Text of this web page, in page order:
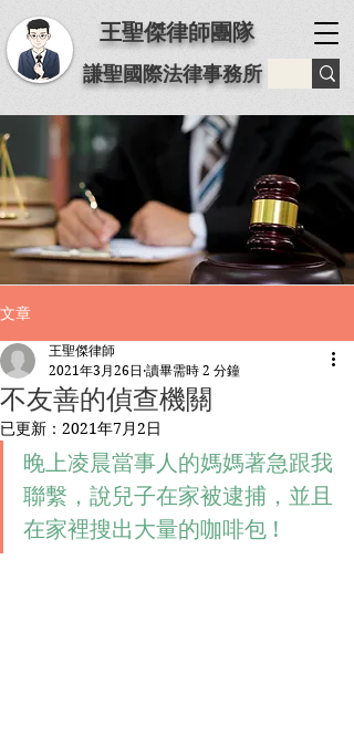
王聖傑律師團隊
謙聖國際法律事務所
文章
不友善的偵查機關
王聖傑律師
2021年3月26日 讀畢需時 2 分鐘
已更新： 2021年7月2日
晚上凌晨當事人的媽媽著急跟我
聯繫，說兒子在家被逮捕，並且
在家裡搜出大量的咖啡包 !